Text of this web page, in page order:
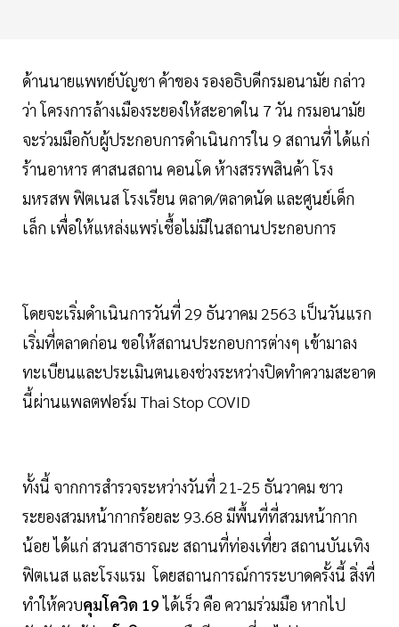
ด้านนายแพทย์บัญชา ค้าของ รองอธิบดีกรมอนามัย กล่าว
ว่า โครงการล้างเมืองระยองให้สะอาดใน 7 วัน กรมอนามัย
จะร่วมมือกับผู้ประกอบการดำเนินการใน 9 สถานที่ ได้แก่
ร้านอาหาร ศาสนสถาน คอนโด ห้างสรรพสินค้า โรง
มหรสพ ฟิตเนส โรงเรียน ตลาด/ตลาดนัด และศูนย์เด็ก
เล็ก เพื่อให้แหล่งแพร่เชื้อไม่มีในสถานประกอบการ
โดยจะเริ่มดำเนินการวันที่ 29 ธันวาคม 2563 เป็นวันแรก
เริ่มที่ตลาดก่อน ขอให้สถานประกอบการต่างๆ เข้ามาลง
ทะเบียนและประเมินตนเองช่วงระหว่างปิดทำความสะอาด
นี้ผ่านแพลตฟอร์ม Thai Stop COVID
ทั้งนี้ จากการสำรวจระหว่างวันที่ 21-25 ธันวาคม ชาว
ระยองสวมหน้ากากร้อยละ 93.68 มีพื้นที่ที่สวมหน้ากาก
น้อย ได้แก่ สวนสาธารณะ สถานที่ท่องเที่ยว สถานบันเทิง
ฟิตเนส และโรงแรม โดยสถานการณ์การระบาดครั้งนี้ สิ่งที่
ทำให้ควบคุมโควิด 19ได้เร็ว คือ ความร่วมมือ หากไป